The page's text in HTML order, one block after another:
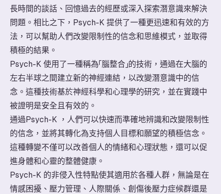
長時間的談話、回憶過去的經歷或深入探索潛意識來解決
問題。相比之下，Psych-K 提供了一種更迅速和有效的方
法，可以幫助人們改變限制性的信念和思維模式，並取得
積極的結果。
Psych-K 使用了一種稱為「腦整合」的技術，通過在大腦的
左右半球之間建立新的神經連結，以改變潛意識中的信
念。這種技術基於神經科學和心理學的研究，並在實踐中
被證明是安全且有效的。
通過Psych-K ，人們可以快速而準確地辨識和改變限制性
的信念，並將其轉化為支持個人目標和願望的積極信念。
這種轉變不僅可以改善個人的情緒和心理狀態，還可以促
進身體和心靈的整體健康。
Psych-K 的非侵入性特點使其適用於各種人群，無論是在
情感困擾、壓力管理、人際關係、創傷後壓力症候群還是